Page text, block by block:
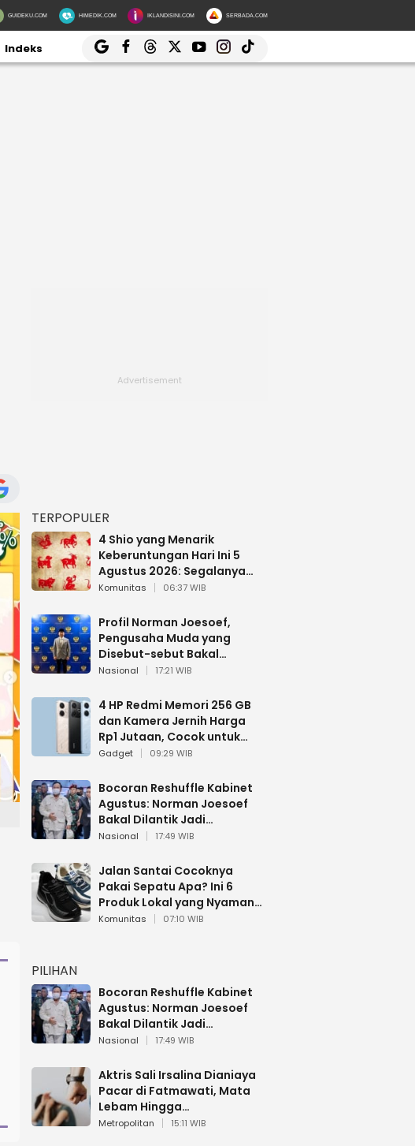
GUIDEKU.COM HIMEDIK.COM IKLANDISINI.COM SERBADA.COM
Indeks
TERPOPULER
4 Shio yang Menarik
Keberuntungan Hari Ini 5
Agustus 2026: Segalanya
Berjalan Lancar
Komunitas 06:37 WIB
Profil Norman Joesoef,
Pengusaha Muda yang
Disebut-sebut Bakal
Dilantik Jadi Wamenhan RI
Nasional 17:21 WIB
4 HP Redmi Memori 256 GB
dan Kamera Jernih Harga
Rp1 Jutaan, Cocok untuk
Multitasking
Gadget 09:29 WIB
Bocoran Reshuffle Kabinet
Agustus: Norman Joesoef
Bakal Dilantik Jadi
Wamenhan RI
Nasional 17:49 WIB
Jalan Santai Cocoknya
Pakai Sepatu Apa? Ini 6
Produk Lokal yang Nyaman
Buat 17 Agustusan
Komunitas 07:10 WIB
PILIHAN
Bocoran Reshuffle Kabinet
Agustus: Norman Joesoef
Bakal Dilantik Jadi
Wamenhan RI
Nasional 17:49 WIB
Aktris Sali Irsalina Dianiaya
Pacar di Fatmawati, Mata
Lebam Hingga
Diselamatkan Polantas
Metropolitan 15:11 WIB